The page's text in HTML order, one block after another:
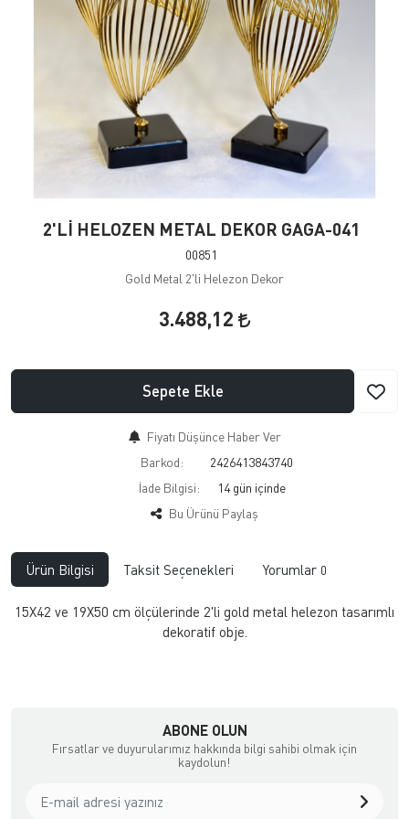
2'Lİ HELOZEN METAL DEKOR GAGA-041
00851
Gold Metal 2'li Helezon Dekor
3.488,12
Sepete Ekle
Fiyatı Düşünce Haber Ver
Barkod:
2426413843740
İade Bilgisi:
Bu Ürünü Paylaş
Ürün Bilgisi Taksit Seçenekleri Yorumlar 0
15X42 ve 19X50 cm ölçülerinde 2'li gold metal helezon tasarımlı
dekoratif obje.
ABONE OLUN
Fırsatlar ve duyurularımız hakkında bilgi sahibi olmak için
kaydolun!